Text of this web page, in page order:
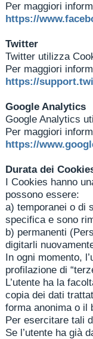
Per maggiori
https://
Twitter
Twitter utilizza
Per maggiori
https://
Google Analytics
Google Analytics
Per maggiori
https://
Durata dei
I Cookies hanno
possono essere:
a) temporanei o di
specifica e sono
b) permanenti
digitarli
In ogni momento,
profilazione di
L’utente ha la
copia dei dati
forma anonima o il
Per esercitare tali
Se l’utente ha già